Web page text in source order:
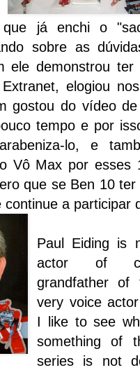
que já enchi o
sobre as
ele demonstrou
elogiou
gostou do vídeo
tempo e por
lo, e
Vô Max por esses
que se Ben 10
continue a participar
Paul Eiding is
actor of
grandfather
very voice
I like to see
something of
series is not